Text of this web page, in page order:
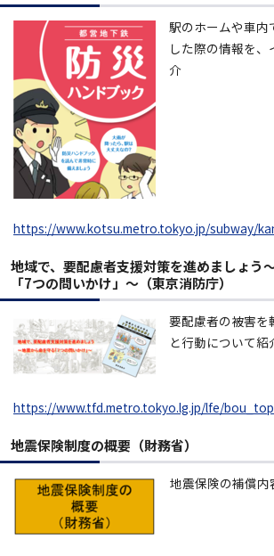
駅のホームや車内
した際の情報を
介
https://www.kotsu.metro.tokyo.jp/subway/
地域で、要配慮者支援対策を進めましょう
「7つの問いかけ」～（東京消防庁）
要配慮者の被害を
と行動について紹
https://www.tfd.metro.tokyo.lg.jp/lfe/
地震保険制度の概要（財務省）
地震保険の補償内